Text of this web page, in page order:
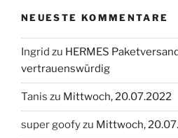
NEUESTE KOMMENTARE
Ingrid zu HERMES
vertrauenswürdig
Tanis zu Mittwoch, 20.07.2022
super goofyzu Mittwoch,